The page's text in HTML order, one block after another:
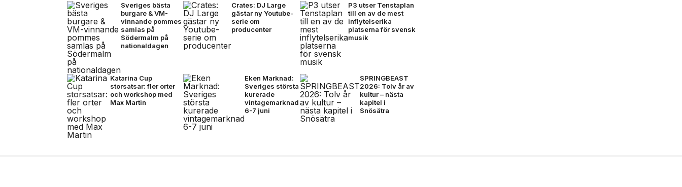
Sveriges bästa
burgare & VM-
vinnande pommes
samlas på
Södermalm på
nationaldagen
Crates: DJ Large
gästar ny Youtube-
serie om
producenter
P3 utser Tenstaplan
till en av de mest
inflytelserika
platserna för svensk
musik
Katarina Cup
storsatsar: fler orter
och workshop med
Max Martin
Eken Marknad:
Sveriges största
kurerade
vintagemarknad
6-7 juni
SPRINGBEAST
2026: Tolv år av
kultur – nästa
kapitel i
Snösätra